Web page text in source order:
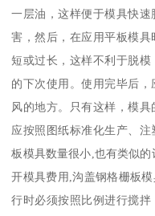
一层油，这样便于模具快
害，然后，在应用平板模
短或过长，这样不利于脱
的下次使用。使用完毕后
风的地方。只有这样，模
应按照图纸标准化生产、
板模具数量很小,也有类似
开模具费用,沟盖钢格栅板
行时必须按照比例进行搅